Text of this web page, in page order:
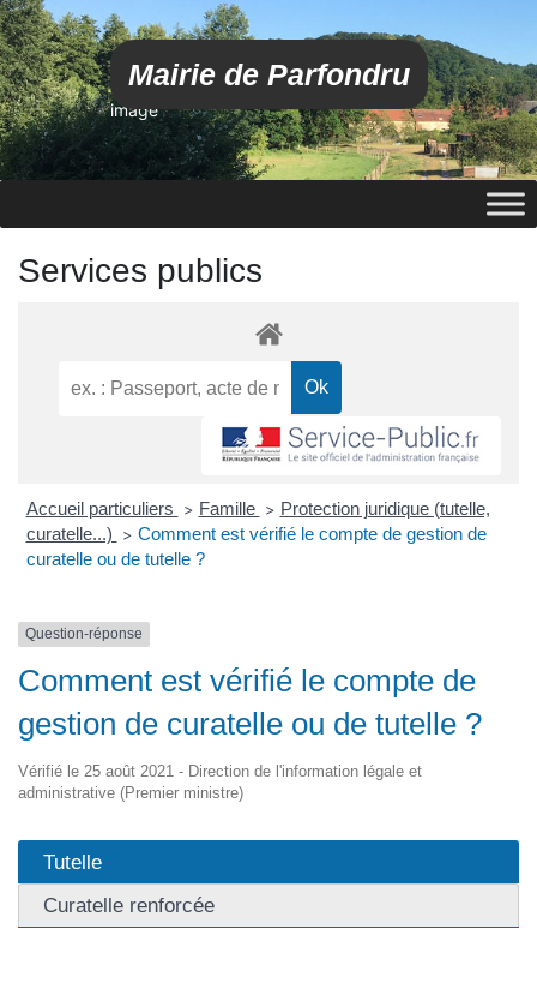
Mairie de Parfondru
image
Services publics
Accueil particuliers > Famille > Protection juridique (tutelle,
curatelle...)
> Comment est vérifié le compte de gestion de
curatelle ou de tutelle ?
Question-réponse
Comment est vérifié le compte de
gestion de curatelle ou de tutelle ?
Vérifié le 25 août 2021 - Direction de l'information légale et
administrative (Premier ministre)
Tutelle
Curatelle renforcée